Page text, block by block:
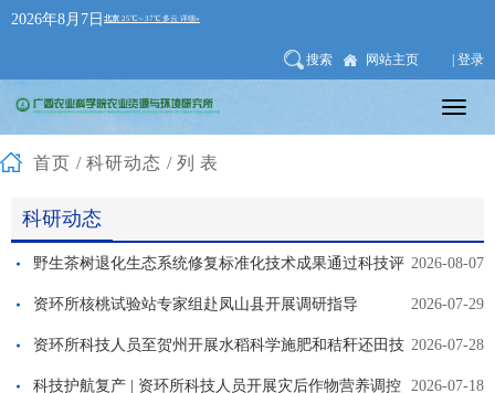
2026年8月7日
搜索 网站主页 | 登录
首页 / 科研动态 /列表
科研动态
2026-08-07
野生茶树退化生态系统修复标准化技术成果通过科技评
价 2026-07-29
资环所核桃试验站专家组赴凤山县开展调研指导
2026-07-28
资环所科技人员至贺州开展水稻科学施肥和秸秆还田技
术培训 2026-07-18
科技护航复产 | 资环所科技人员开展灾后作物营养调控